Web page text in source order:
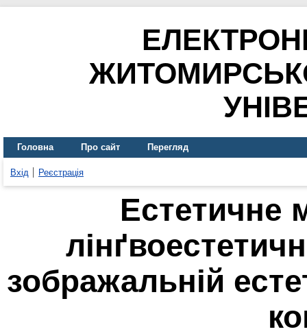
Головна Про сайт Перегляд
Вхід Реєстрація
Естетичне
зображальній